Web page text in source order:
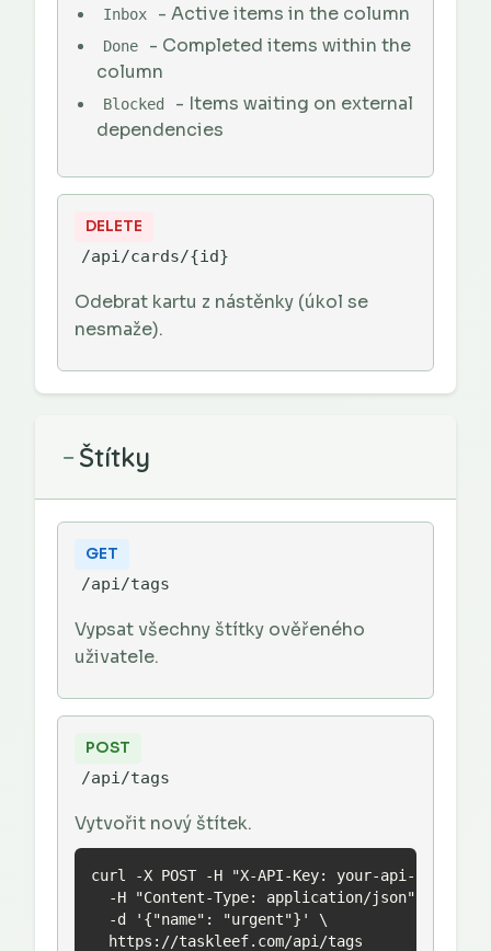
Inbox - Active items in the column
Done
- Completed items within the
column
Blocked
- Items waiting on external
dependencies
DELETE
/api/cards/{id}
Odebrat kartu z nástěnky (úkol se
nesmaže).
− Štítky
GET
/api/tags
Vypsat všechny štítky ověřeného
uživatele.
POST
/api/tags
Vytvořit nový štítek.
curl -X POST -H "X-API-Key: your-api-key" \
  -H "Content-Type: application/json" \
  -d '{"name": "urgent"}' \
  https://taskleef.com/api/tags